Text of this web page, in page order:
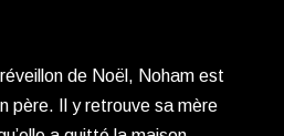
de Noël, Noham est
père. Il y retrouve sa mère